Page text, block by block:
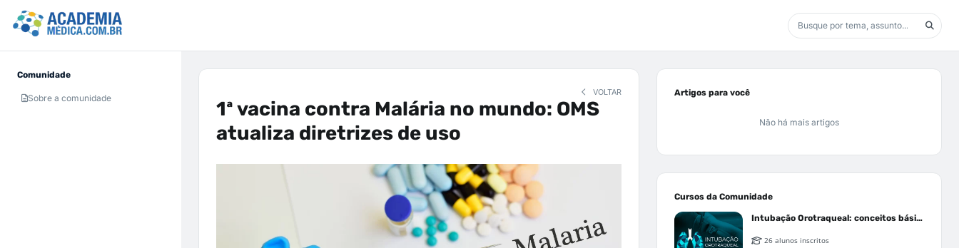
Comunidade
Sobre a comunidade
VOLTAR
1ª vacina contra Malária no mundo: OMS
atualiza diretrizes de uso
Artigos para você
Não há mais artigos
Cursos da Comunidade
Intubação Orotraqueal: conceitos básicos
26 alunos inscritos